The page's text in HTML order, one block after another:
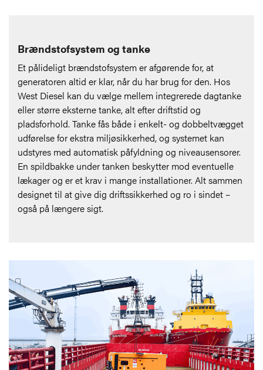
Brændstofsystem og tanke
Et pålideligt brændstofsystem er afgørende for, at
generatoren altid er klar, når du har brug for den. Hos
West Diesel kan du vælge mellem integrerede dagtanke
eller større eksterne tanke, alt efter driftstid og
pladsforhold. Tanke fås både i enkelt- og dobbeltvægget
udførelse for ekstra miljøsikkerhed, og systemet kan
udstyres med automatisk påfyldning og niveausensorer.
En spildbakke under tanken beskytter mod eventuelle
lækager og er et krav i mange installationer. Alt sammen
designet til at give dig driftssikkerhed og ro i sindet –
også på længere sigt.